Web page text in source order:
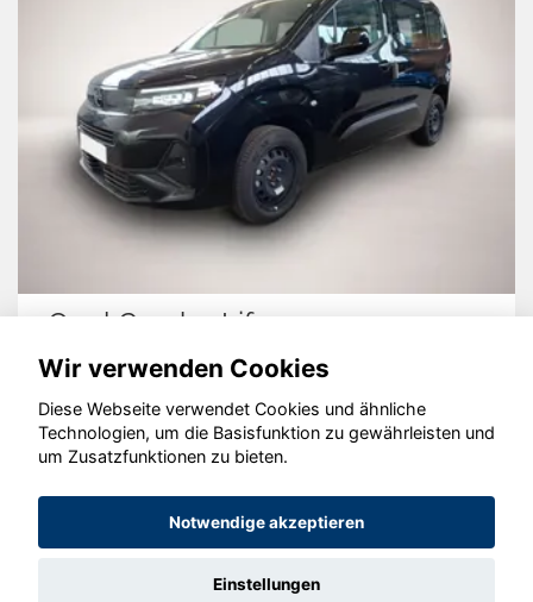
Life Cupra
© konjunkturmotor.de GmbH 2020 - 2026
Wir verwenden Cookies
Diese Webseite verwendet Cookies und ähnliche
Technologien, um die Basisfunktion zu gewährleisten und
um Zusatzfunktionen zu bieten.
Notwendige akzeptieren
Einstellungen